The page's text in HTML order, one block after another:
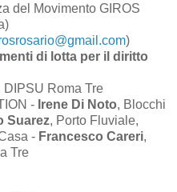
del Movimento GIROS
)
di lotta per il diritto
DIPSU Roma Tre
- Irene Di Noto, Blocchi
Suarez, Porto Fluviale,
- Francesco Careri,
Tre